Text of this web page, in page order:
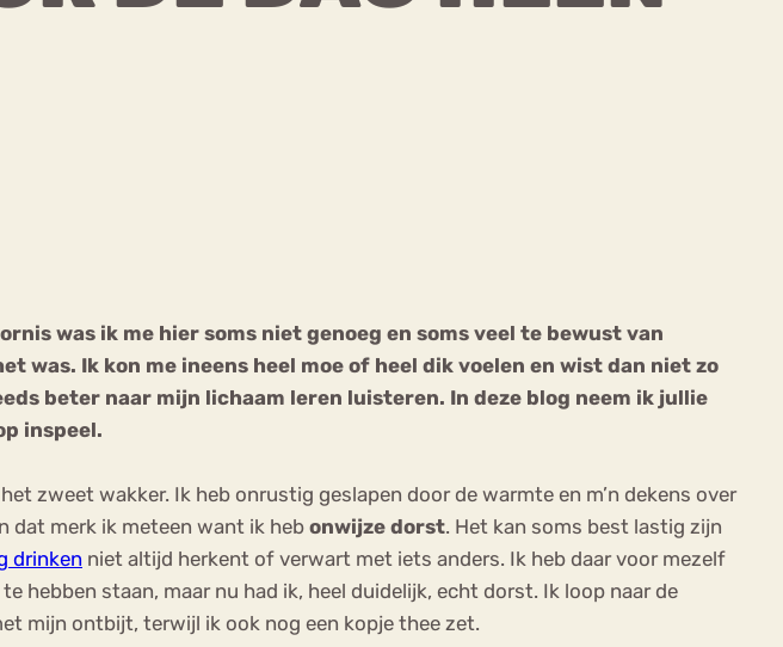
was ik me hier soms niet genoeg en soms veel te bewust van
Ik kon me ineens heel moe of heel dik voelen en wist dan niet zo
beter naar mijn lichaam leren luisteren. In deze blog neem ik jullie
inspeel.
zweet wakker. Ik heb onrustig geslapen door de warmte en m’n dekens over
dat merk ik meteen want ik hebonwijze dorst. Het kan soms best lastig zijn
drinken niet altijd herkent of verwart met iets anders. Ik heb daar voor mezelf
hebben staan, maar nu had ik, heel duidelijk, echt dorst. Ik loop naar de
mijn ontbijt, terwijl ik ook nog een kopje thee zet.
Eetbuien Piekeren Sport
Trauma